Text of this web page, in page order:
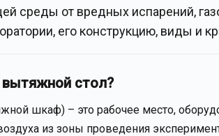
среды от вредных испарений,
его конструкцию, виды и
стол?
шкаф) – это рабочее место,
из зоны проведения